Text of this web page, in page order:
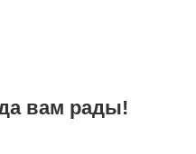
вам рады!